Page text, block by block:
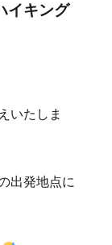
イキング
いたしま
出発地点に